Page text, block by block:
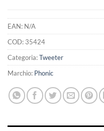
EAN: N/A
COD: 35424
Categoria:Tweeter
Marchio: Phonic